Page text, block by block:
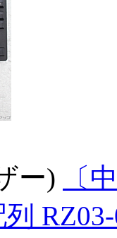
ー)
〔